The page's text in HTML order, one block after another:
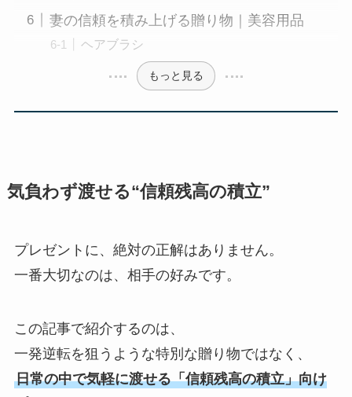
妻の信頼を積み上げる贈り物｜美容用品
ヘアブラシ
もっと見る
気負わず渡せる“信頼残高の積立”
プレゼントに、絶対の正解はありません。
一番大切なのは、相手の好みです。
この記事で紹介するのは、
一発逆転を狙うような特別な贈り物ではなく、
日常の中で気軽に渡せる「信頼残高の積立」向け